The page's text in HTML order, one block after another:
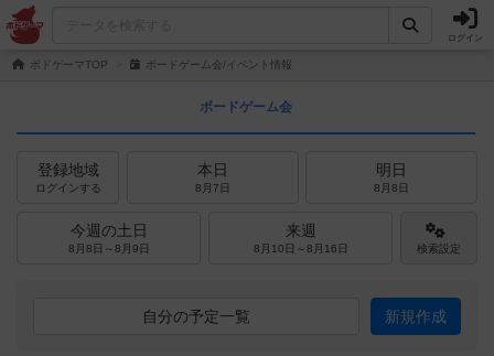
ログイン
ボドゲーマTOP ボードゲーム会/イベント情報
ボードゲーム会
登録地域
ログインする
本日
8月7日
明日
8月8日
今週の土日
8月8日～8月9日
来週
8月10日～8月16日 検索設定
自分の予定一覧 新規作成